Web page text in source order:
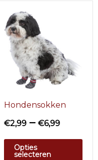
Hondensokken
€2,99 – €6,99
Opties
selecteren